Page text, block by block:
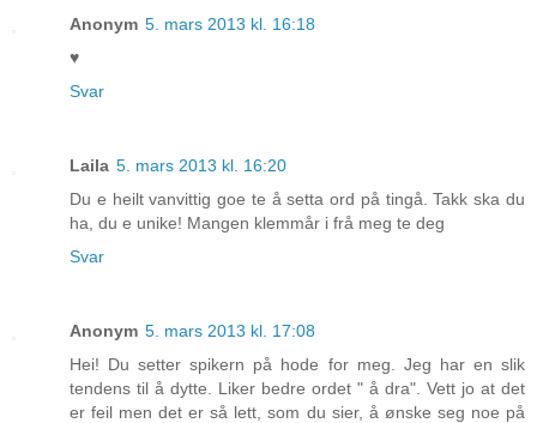
Anonym 5. mars 2013 kl. 16:18
♥
Svar
Laila 5. mars 2013 kl. 16:20
Du e heilt vanvittig goe te å setta ord på tingå. Takk ska du
ha, du e unike! Mangen klemmår i frå meg te deg
Svar
Anonym 5. mars 2013 kl. 17:08
Hei! Du setter spikern på hode for meg. Jeg har en slik
tendens til å dytte. Liker bedre ordet " å dra". Vett jo at det
er feil men det er så lett, som du sier, å ønske seg noe på